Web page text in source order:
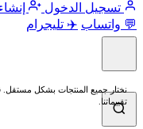
تسجيل الدخول
💬 واتساب ✈️ تليجرام
نختار جميع المنتجات بشكل
تقييماتنا.